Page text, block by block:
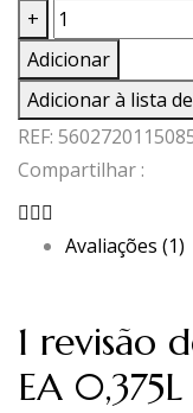
+
Quantidade
de
VINHO
BRANCO
EA
0,375L
Adicionar
Adicionar à lista
REF:
Compartilhar :
Avaliações (1)
1 revisão
EA 0,375L